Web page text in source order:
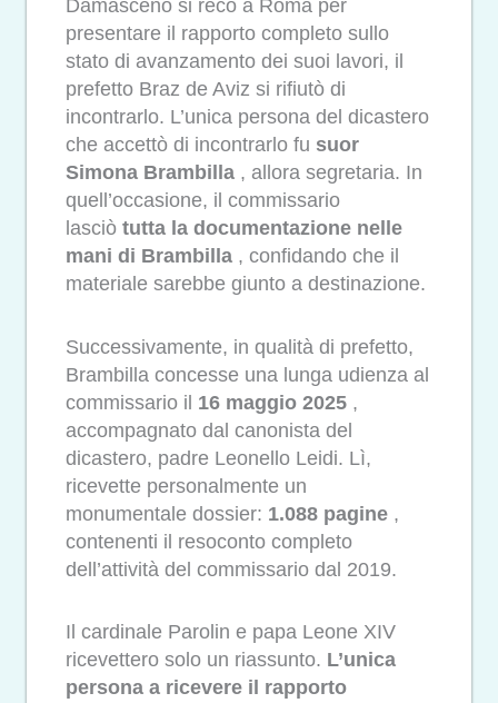
Damasceno si recò a Roma per
presentare il rapporto completo sullo
stato di avanzamento dei suoi lavori, il
prefetto Braz de Aviz si rifiutò di
incontrarlo. L’unica persona del dicastero
che accettò di incontrarlo fu suor
Simona Brambilla , allora segretaria. In
quell’occasione, il commissario
lasciò tutta la documentazione nelle
mani di Brambilla , confidando che il
materiale sarebbe giunto a destinazione.
Successivamente, in qualità di prefetto,
Brambilla concesse una lunga udienza al
commissario il 16 maggio 2025 ,
accompagnato dal canonista del
dicastero, padre Leonello Leidi. Lì,
ricevette personalmente un
monumentale dossier: 1.088 pagine ,
contenenti il ​​resoconto completo
dell’attività del commissario dal 2019.
Il cardinale Parolin e papa Leone XIV
ricevettero solo un riassunto. L’unica
persona a ricevere il rapporto